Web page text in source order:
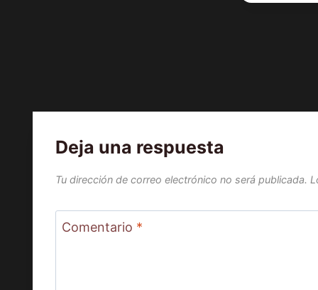
Deja una respuesta
Tu dirección de correo electrónico no será publicada.
Comentario *